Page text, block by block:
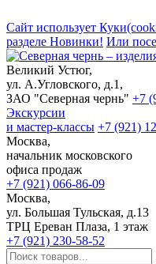
Сайт использует
разделе Новинки! Или
Великий Устюг,
ул. А.Угловского, д.1,
ЗАО "Северная чернь" +7
Экскурсии
и мастер-классы +7 (921)
Москва,
начальник московского
офиса продаж
+7 (921) 066-86-09
Москва,
ул. Большая Тульская, д.13
ТРЦ Ереван Плаза, 1 этаж
+7 (921) 230-58-52